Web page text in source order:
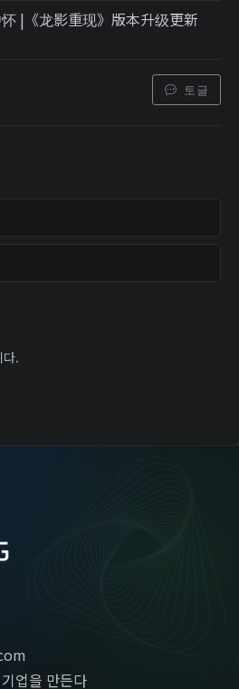
|《龙影重现》版本升级更新
토글
다.
업을 만든다